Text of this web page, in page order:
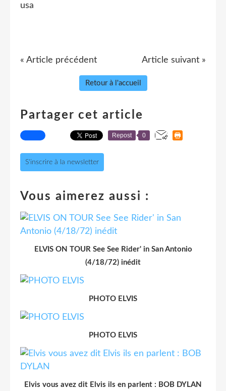
usa
« Article précédent Article suivant »
Retour à l'accueil
Partager cet article
Repost 0
S'inscrire à la newsletter
Vous aimerez aussi :
ELVIS ON TOUR See See Rider' in San Antonio
(4/18/72) inédit
PHOTO ELVIS
PHOTO ELVIS
Elvis vous avez dit Elvis ils en parlent : BOB DYLAN